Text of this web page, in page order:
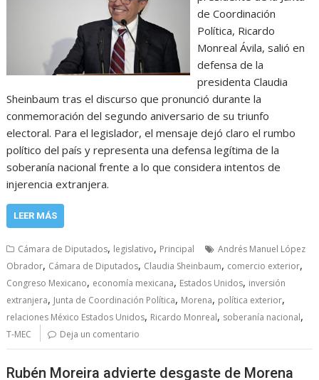
de Coordinación
Política, Ricardo
Monreal Ávila, salió en
defensa de la
presidenta Claudia
Sheinbaum tras el discurso que pronunció durante la
conmemoración del segundo aniversario de su triunfo
electoral. Para el legislador, el mensaje dejó claro el rumbo
político del país y representa una defensa legítima de la
soberanía nacional frente a lo que considera intentos de
injerencia extranjera.
LEER MÁS
Cámara de Diputados, legislativo, Principal
Andrés Manuel López
Obrador, Cámara de Diputados, Claudia Sheinbaum, comercio exterior,
Congreso Mexicano, economía mexicana, Estados Unidos, inversión
extranjera, Junta de Coordinación Política, Morena, política exterior,
relaciones México Estados Unidos, Ricardo Monreal, soberanía nacional,
T-MEC Deja un comentario
Rubén Moreira advierte desgaste de Morena